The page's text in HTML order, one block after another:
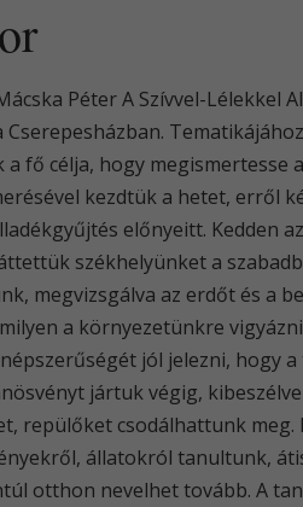
Péter A Szívvel-Lélekkel
fő célja, hogy megismertesse
kezdtük a hetet, erről
előnyeitt. Kedden
székhelyünket a
megvizsgálva az erdőt és a
a környezetünkre
jól jelezni, hogy
jártuk végig,
repülőket csodálhattunk meg.
állatokról tanultunk,
otthon nevelhet tovább. A